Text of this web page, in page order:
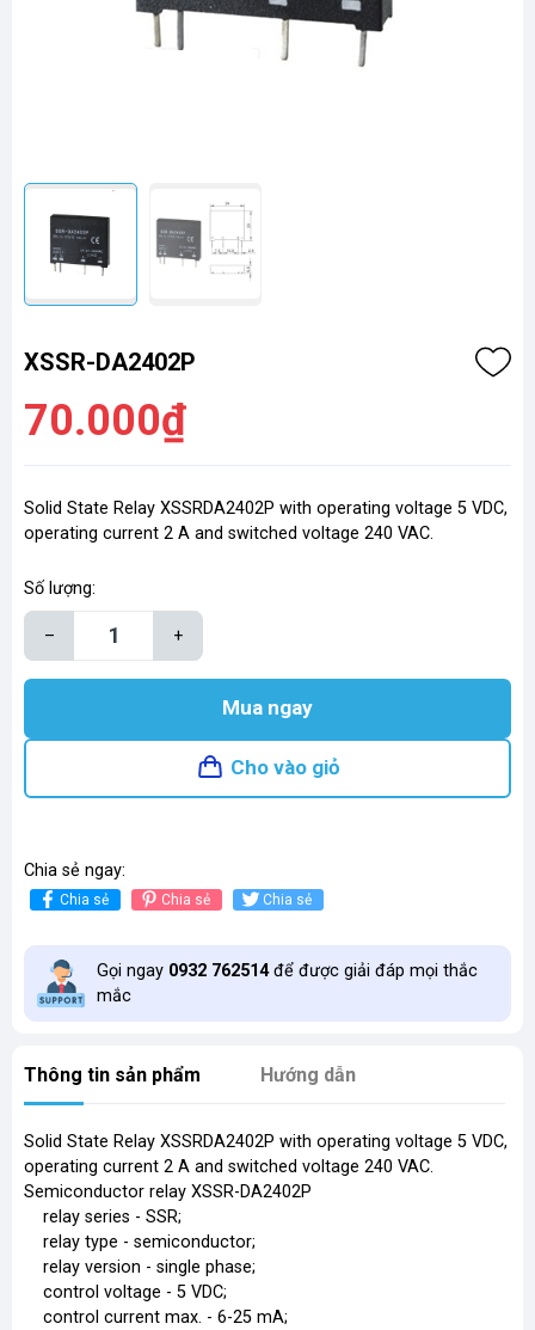
XSSR-DA2402P
70.000₫
Solid State Relay XSSRDA2402P with operating voltage 5 VDC,
operating current 2 A and switched voltage 240 VAC.
Số lượng:
– +
Mua ngay
Cho vào giỏ
Chia sẻ ngay:
Chia sẻ Chia sẻ Chia sẻ
Gọi ngay 0932 762514để được giải đáp mọi thắc
mắc
Thông tin sản phẩm Hướng dẫn
Solid State Relay XSSRDA2402P with operating voltage 5 VDC,
operating current 2 A and switched voltage 240 VAC.
Semiconductor relay XSSR-DA2402P
relay series - SSR;
relay type - semiconductor;
relay version - single phase;
control voltage - 5 VDC;
control current max. - 6-25 mA;